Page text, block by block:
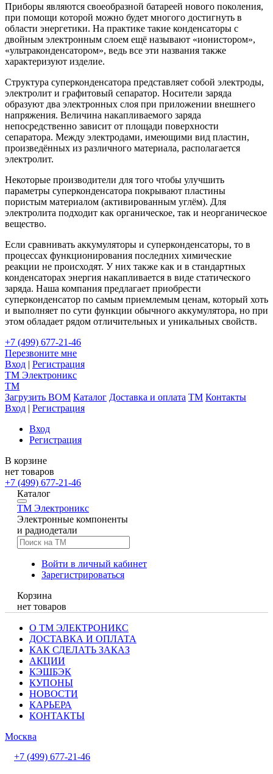
Приборы являются своеобразной батареей нового поколения,
при помощи которой можно будет многого достигнуть в
области энергетики. На практике такие конденсаторы с
двойным электронным слоем ещё называют «ионистором»,
«ультраконденсатором», ведь все эти названия также
характеризуют изделие.
Структура суперконденсатора представляет собой электроды,
электролит и графитовый сепаратор. Носители заряда
образуют два электронных слоя при приложении внешнего
напряжения. Величина накапливаемого заряда
непосредственно зависит от площади поверхности
сепаратора. Между электродами, имеющими вид пластин,
произведённых из различного материала, располагается
электролит.
Некоторые производители для того чтобы улучшить
параметры суперконденсатора покрывают пластины
пористым материалом (активированным углём). Для
электролита подходит как органическое, так и неорганическое
вещество.
Если сравнивать аккумуляторы и суперконденсаторы, то в
процессах функционирования последних химические
реакции не происходят. У них также как и в стандартных
конденсаторах энергия накапливается в виде статического
заряда. Наша компания предлагает приобрести
суперконденсатор по самым приемлемым ценам, который хоть
и выполняет по сути функции обычного аккумулятора, но при
этом обладает рядом отличительных и уникальных свойств.
+7 (499) 677-21-46
Перезвоните мне
Вход | Регистрация
TM Электроникс
TM
Загрузить BOM Каталог Доставка и оплата TM Контакты
Вход | Регистрация
Вход
Регистрация
В корзине
нет товаров
+7 (499) 677-21-46
Каталог
TM Электроникс
Электронные компоненты
и радиодетали
Войти в личный кабинет
Зарегистрироваться
Корзина
нет товаров
О ТМ ЭЛЕКТРОНИКС
ДОСТАВКА И ОПЛАТА
КАК СДЕЛАТЬ ЗАКАЗ
АКЦИИ
КЭШБЭК
КУПОНЫ
НОВОСТИ
КАРЬЕРА
КОНТАКТЫ
Москва
+7 (499) 677-21-46